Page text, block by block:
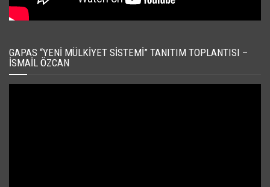
GAPAS “YENI MÜLKIYET SISTEMI” TANITIM TOPLANTISI –
İSMAIL ÖZCAN